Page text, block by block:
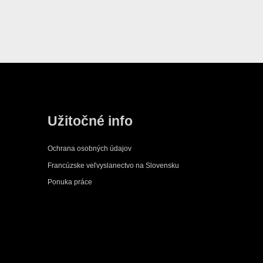
Užitočné info
Ochrana osobných údajov
Francúzske veľvyslanectvo na Slovensku
Ponuka práce